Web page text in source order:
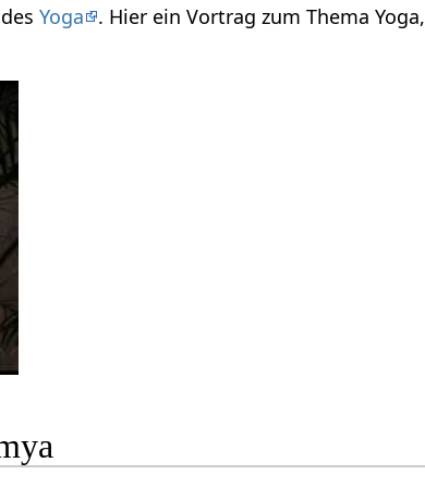
desYoga . Hier ein Vortrag zum Thema Yoga,